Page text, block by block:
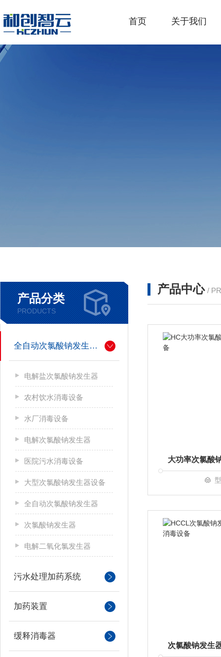
首页 关于我们
产品分类
PRODUCTS
全自动次氯酸钠发生器厂家
电解盐次氯酸钠发生器
农村饮水消毒设备
水厂消毒设备
电解次氯酸钠发生器
医院污水消毒设备
大型次氯酸钠发生器设备
全自动次氯酸钠发生器
次氯酸钠发生器
电解二氧化氯发生器
污水处理加药系统
加药装置
缓释消毒器
产品中心 /